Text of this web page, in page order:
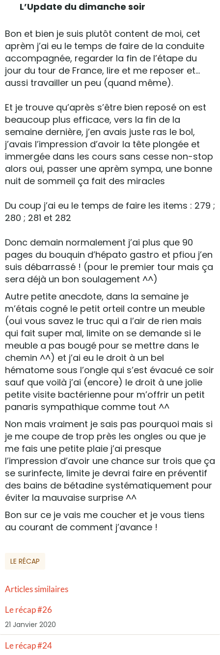
L’Update du dimanche soir
Bon et bien je suis plutôt content de moi, cet
aprèm j’ai eu le temps de faire de la conduite
accompagnée, regarder la fin de l’étape du
jour du tour de France, lire et me reposer et…
aussi travailler un peu (quand même).
Et je trouve qu’après s’être bien reposé on est
beaucoup plus efficace, vers la fin de la
semaine dernière, j’en avais juste ras le bol,
j’avais l’impression d’avoir la tête plongée et
immergée dans les cours sans cesse non-stop
alors oui, passer une aprèm sympa, une bonne
nuit de sommeil ça fait des miracles
Du coup j’ai eu le temps de faire les items : 279 ;
280 ; 281 et 282
Donc demain normalement j’ai plus que 90
pages du bouquin d’hépato gastro et pfiou j’en
suis débarrassé ! (pour le premier tour mais ça
sera déjà un bon soulagement ^^)
Autre petite anecdote, dans la semaine je
m’étais cogné le petit orteil contre un meuble
(oui vous savez le truc qui a l’air de rien mais
qui fait super mal, limite on se demande si le
meuble a pas bougé pour se mettre dans le
chemin ^^) et j’ai eu le droit à un bel
hématome sous l’ongle qui s’est évacué ce soir
sauf que voilà j’ai (encore) le droit à une jolie
petite visite bactérienne pour m’offrir un petit
panaris sympathique comme tout ^^
Non mais vraiment je sais pas pourquoi mais si
je me coupe de trop près les ongles ou que je
me fais une petite plaie j’ai presque
l’impression d’avoir une chance sur trois que ça
se surinfecte, limite je devrai faire en préventif
des bains de bétadine systématiquement pour
éviter la mauvaise surprise ^^
Bon sur ce je vais me coucher et je vous tiens
au courant de comment j’avance !
LE RÉCAP
Articles similaires
Le récap #26
21 Janvier 2020
Le récap #24